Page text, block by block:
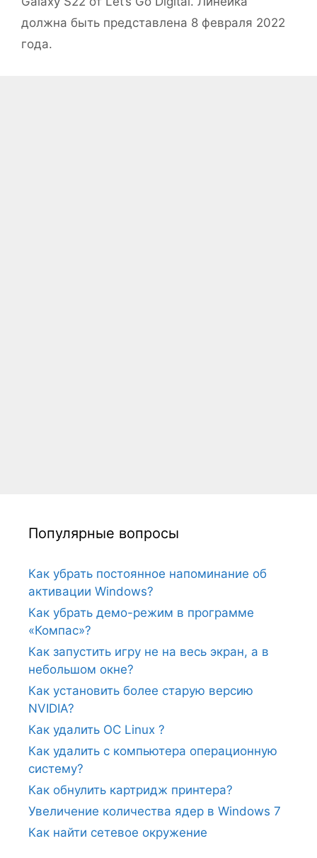
должна быть представлена 8 февраля 2022
года.
Популярные вопросы
Как убрать постоянное напоминание об
активации Windows?
Как убрать демо-режим в программе
«Компас»?
Как запустить игру не на весь экран, а в
небольшом окне?
Как установить более старую версию
NVIDIA?
Как удалить ОС Linux ?
Как удалить с компьютера операционную
систему?
Как обнулить картридж принтера?
Увеличение количества ядер в Windows 7
Как найти сетевое окружение